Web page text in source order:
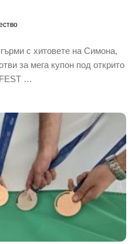
с хитовете на Симона,
за мега купон под открито
…